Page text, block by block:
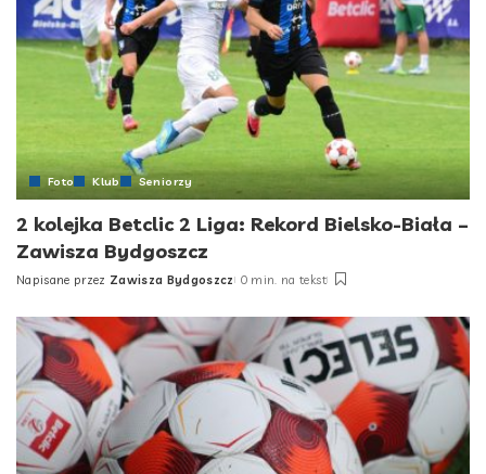
Foto Klub Seniorzy
2 kolejka Betclic 2 Liga: Rekord Bielsko-Biała –
Zawisza Bydgoszcz
Posted
Napisane przez Zawisza Bydgoszcz 0 min. na tekst